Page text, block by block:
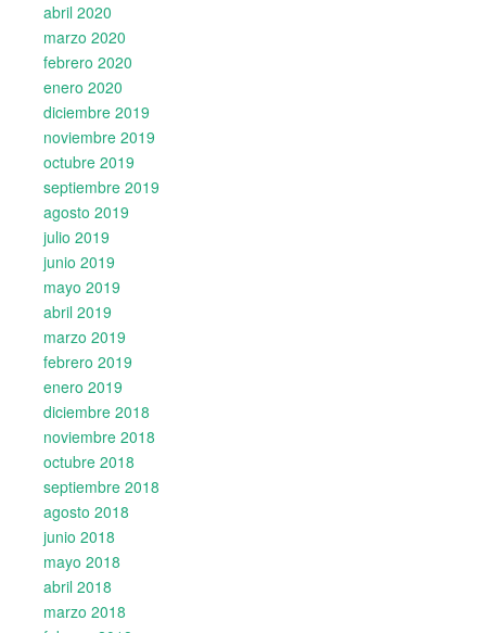
abril 2020
marzo 2020
febrero 2020
enero 2020
diciembre 2019
noviembre 2019
octubre 2019
septiembre 2019
agosto 2019
julio 2019
junio 2019
mayo 2019
abril 2019
marzo 2019
febrero 2019
enero 2019
diciembre 2018
noviembre 2018
octubre 2018
septiembre 2018
agosto 2018
junio 2018
mayo 2018
abril 2018
marzo 2018